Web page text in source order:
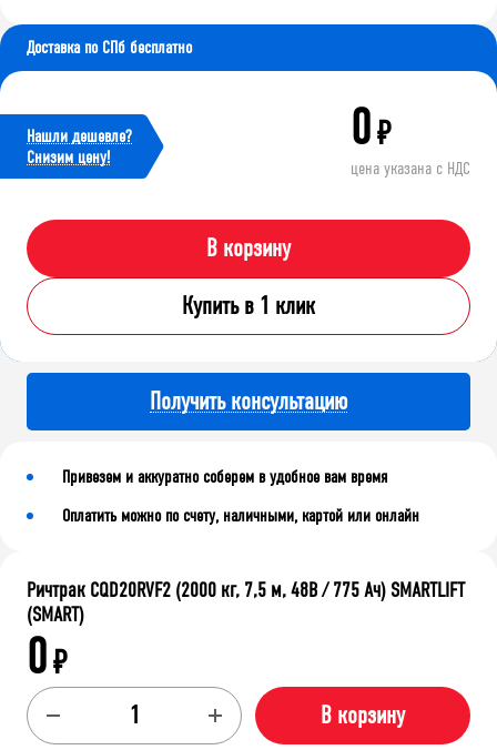
Доставка по СПб бесплатно
Нашли дешевле?
Cнизим цену!
0₽
цена указана с НДС
В корзину
Купить в 1 клик
Получить консультацию
Привезем и аккуратно соберем в удобное вам время
Оплатить можно по счету, наличными, картой или онлайн
Ричтрак CQD20RVF2 (2000 кг, 7,5 м, 48В / 775 Ач) SMARTLIFT
(SMART)
0₽
В корзину